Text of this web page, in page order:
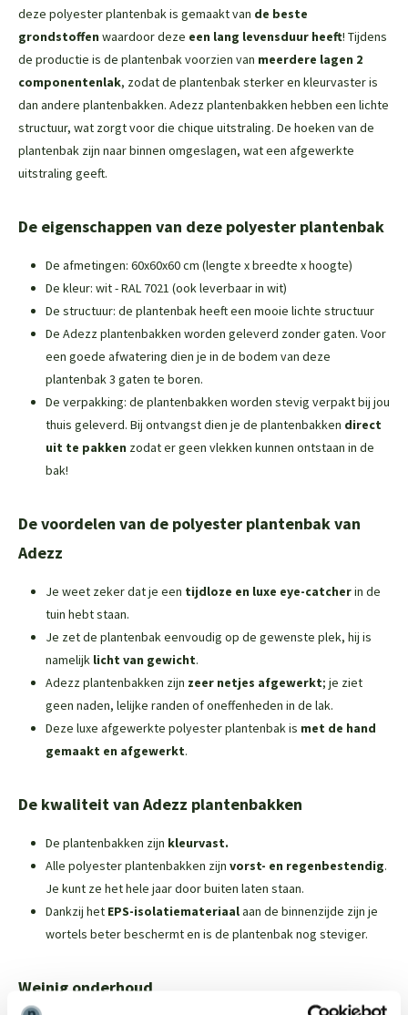
deze polyester plantenbak is gemaakt van de beste
grondstoffen waardoor deze een lang levensduur heeft! Tijdens
de productie is de plantenbak voorzien van meerdere lagen 2
componentenlak, zodat de plantenbak sterker en kleurvaster is
dan andere plantenbakken. Adezz plantenbakken hebben een lichte
structuur, wat zorgt voor die chique uitstraling. De hoeken van de
plantenbak zijn naar binnen omgeslagen, wat een afgewerkte
uitstraling geeft.
De eigenschappen van deze polyester plantenbak
De afmetingen: 60x60x60 cm (lengte x breedte x hoogte)
De kleur: wit - RAL 7021 (ook leverbaar in wit)
De structuur: de plantenbak heeft een mooie lichte structuur
De Adezz plantenbakken worden geleverd zonder gaten. Voor
een goede afwatering dien je in de bodem van deze
plantenbak 3 gaten te boren.
De verpakking: de plantenbakken worden stevig verpakt bij jou
thuis geleverd. Bij ontvangst dien je de plantenbakken direct
uit te pakken zodat er geen vlekken kunnen ontstaan in de
bak!
De voordelen van de polyester plantenbak van
Adezz
Je weet zeker dat je een tijdloze en luxe eye-catcherin de
tuin hebt staan.
Je zet de plantenbak eenvoudig op de gewenste plek, hij is
namelijk licht van gewicht.
Adezz plantenbakken zijn zeer netjes afgewerkt; je ziet
geen naden, lelijke randen of oneffenheden in de lak.
Deze luxe afgewerkte polyester plantenbak is met de hand
gemaakt en afgewerkt.
De kwaliteit van Adezz plantenbakken
De plantenbakken zijn kleurvast.
Alle polyester plantenbakken zijn vorst- en regenbestendig.
Je kunt ze het hele jaar door buiten laten staan.
Dankzij het EPS-isolatiemateriaalaan de binnenzijde zijn je
wortels beter beschermt en is de plantenbak nog steviger.
Weinig onderhoud